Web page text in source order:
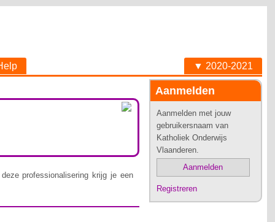
▼ 2020-2021
Aanmelden
Aanmelden met jouw
gebruikersnaam van
Katholiek Onderwijs
Vlaanderen.
Aanmelden
Registreren
professionalisering krijg je een